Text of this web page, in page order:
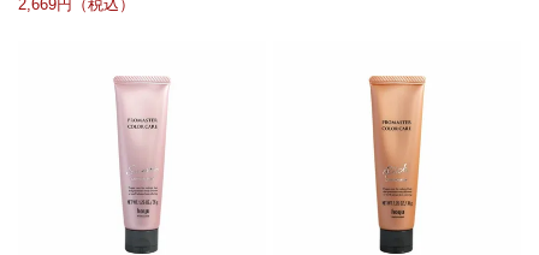
2,669